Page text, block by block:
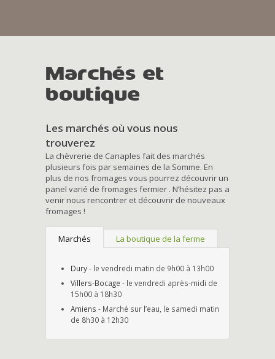
Marchés et
boutique
Les marchés où vous nous
trouverez
La chèvrerie de Canaples fait des marchés
plusieurs fois par semaines de la Somme. En
plus de nos fromages vous pourrez découvrir un
panel varié de fromages fermier . N’hésitez pas a
venir nous rencontrer et découvrir de nouveaux
fromages !
Marchés La boutique de la ferme
Dury- le vendredi matin de 9h00 à 13h00
Villers-Bocage - le vendredi après-midi de
15h00 à 18h30
Amiens - Marché sur l’eau, le samedi matin
de 8h30 à 12h30